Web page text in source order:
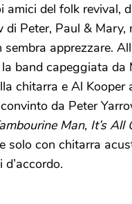
amici del folk revival,
di Peter, Paul & Mary,
sembra apprezzare.
band capeggiata da
chitarra e Al Kooper
da Peter
Man, It’s All
solo con chitarra